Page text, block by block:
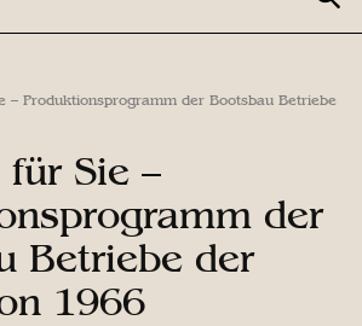
– Produktionsprogramm der Bootsbau Betriebe
Sie –
der
Betriebe der
1966